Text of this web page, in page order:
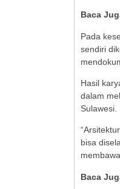
Baca
Pada
sendiri
Hasil
dalam
Sulawesi.
bisa
Baca